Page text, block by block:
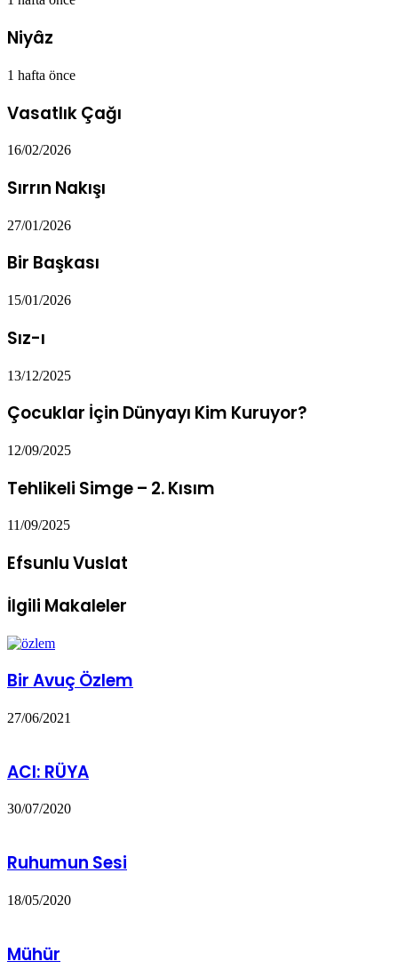
Niyâz
1 hafta önce
Vasatlık Çağı
16/02/2026
Sırrın Nakışı
27/01/2026
Bir Başkası
15/01/2026
Sız-ı
13/12/2025
Çocuklar İçin Dünyayı Kim Kuruyor?
12/09/2025
Tehlikeli Simge – 2. Kısım
11/09/2025
Efsunlu Vuslat
İlgili Makaleler
Bir Avuç Özlem
27/06/2021
ACI: RÜYA
30/07/2020
Ruhumun Sesi
18/05/2020
Mühür